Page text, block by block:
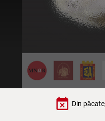
event_busy Din